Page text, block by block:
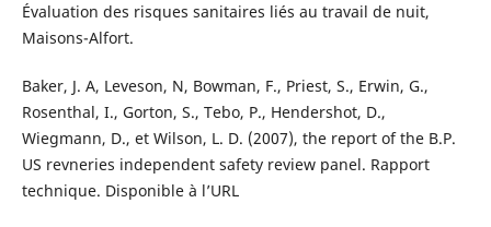
Évaluation des risques sanitaires liés au travail de nuit,
Maisons-Alfort.
Baker, J. A, Leveson, N, Bowman, F., Priest, S., Erwin, G.,
Rosenthal, I., Gorton, S., Tebo, P., Hendershot, D.,
Wiegmann, D., et Wilson, L. D. (2007), the report of the B.P.
US revneries independent safety review panel. Rapport
technique. Disponible à l’URL